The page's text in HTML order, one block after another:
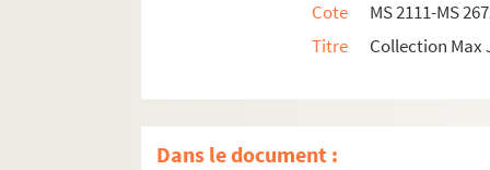
Cote
MS 2111-MS
Titre
Collection Max
Dans le document :